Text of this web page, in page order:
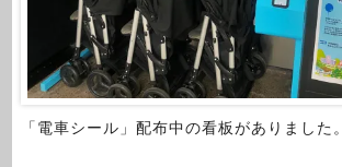
「電車シール」配布中の看板がありました。